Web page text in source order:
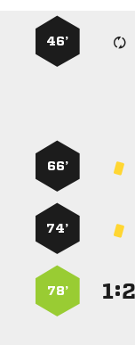
46’
66’
74’
:
78’